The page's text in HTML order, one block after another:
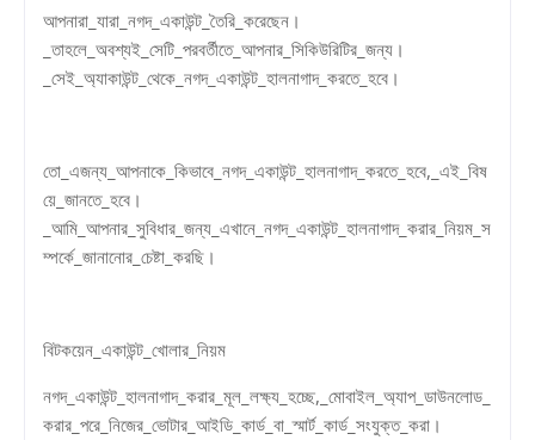
আপনারা_যারা_নগদ_একাউন্ট_তৈরি_করেছেন।
_তাহলে_অবশ্যই_সেটি_পরবর্তীতে_আপনার_সিকিউরিটির_জন্য।
_সেই_অ্যাকাউন্ট_থেকে_নগদ_একাউন্ট_হালনাগাদ_করতে_হবে।
তো_এজন্য_আপনাকে_কিভাবে_নগদ_একাউন্ট_হালনাগাদ_করতে_হবে,_এই_বিষ
য়ে_জানতে_হবে।
_আমি_আপনার_সুবিধার_জন্য_এখানে_নগদ_একাউন্ট_হালনাগাদ_করার_নিয়ম_স
ম্পর্কে_জানানোর_চেষ্টা_করছি।
বিটকয়েন_একাউন্ট_খোলার_নিয়ম
নগদ_একাউন্ট_হালনাগাদ_করার_মূল_লক্ষ্য_হচ্ছে,_মোবাইল_অ্যাপ_ডাউনলোড_
করার_পরে_নিজের_ভোটার_আইডি_কার্ড_বা_স্মার্ট_কার্ড_সংযুক্ত_করা।